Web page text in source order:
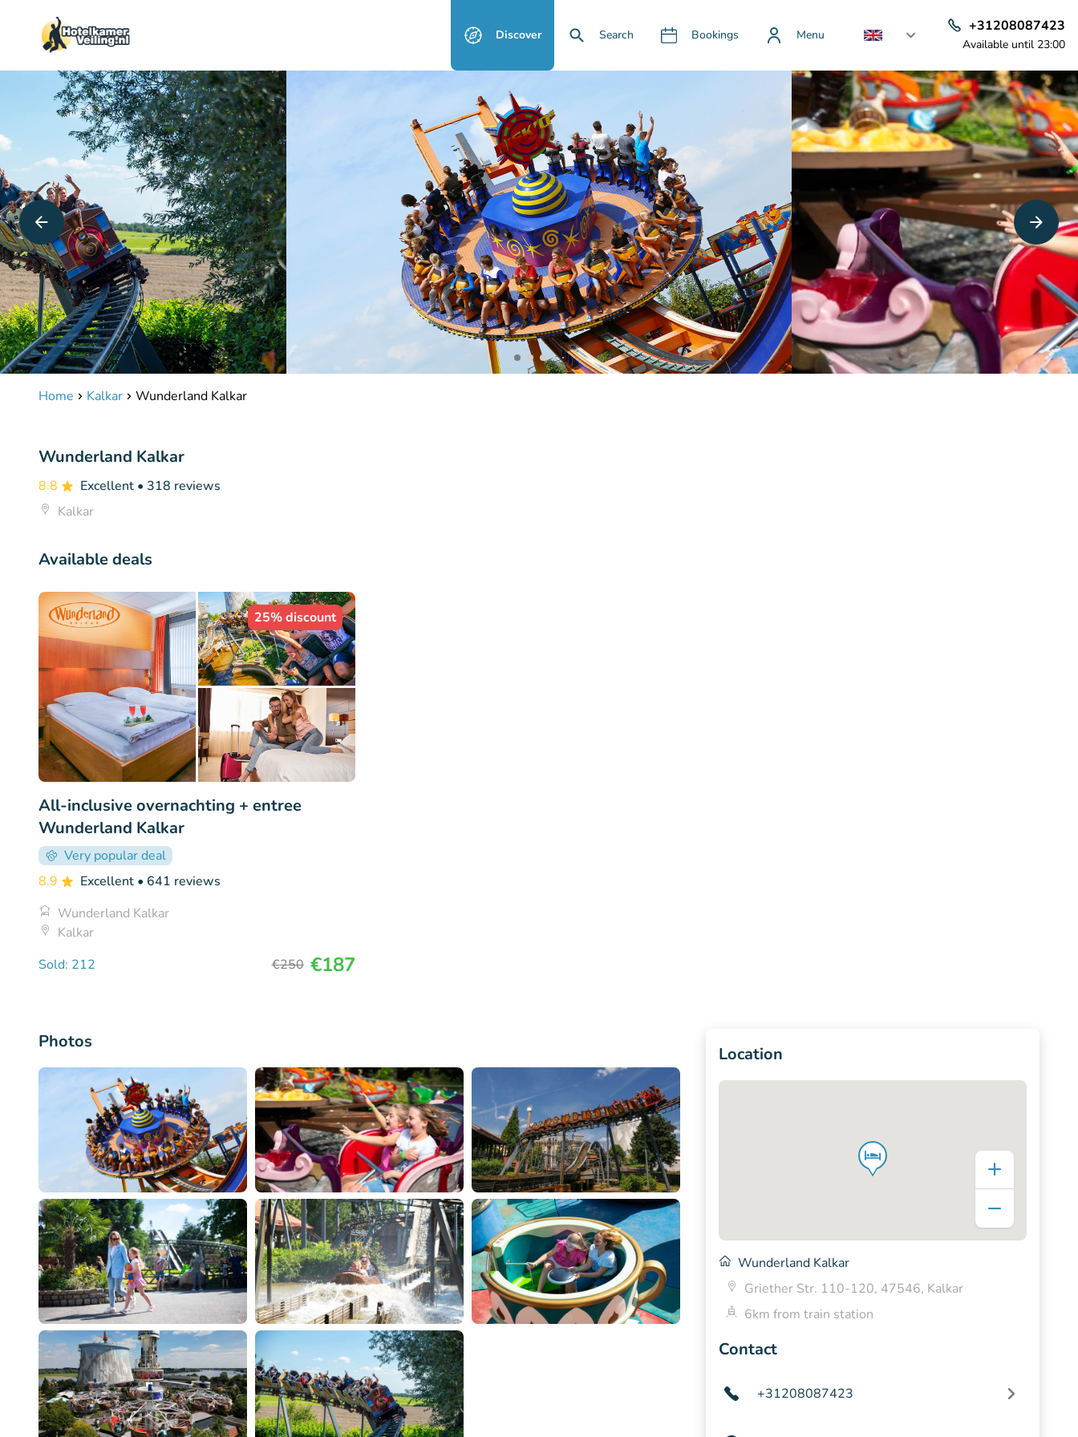
Discover Search Bookings Menu
+31208087423
Available until 23:00
Home Kalkar Wunderland Kalkar
Wunderland Kalkar
8.8 Excellent • 318 reviews
Kalkar
Available deals
25% discount
All-inclusive overnachting + entree
Wunderland Kalkar
Very popular deal
8.9
Excellent • 641 reviews
Wunderland Kalkar
Kalkar
Sold: 212
€250 €187
Photos
Location
Wunderland Kalkar
Griether Str. 110-120, 47546, Kalkar
6km from train station
Contact
+31208087423